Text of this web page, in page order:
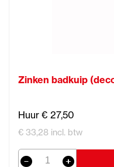
Zinken badkuip
Huur € 27,50
€ 33,28 incl. btw